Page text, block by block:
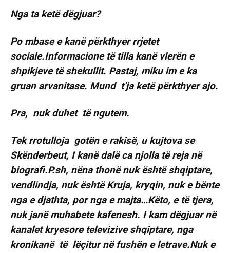
Nga ta ketë dëgjuar?
Po mbase e kanë përkthyer rrjetet
sociale.Informacione të tilla kanë vlerën e
shpikjeve të shekullit. Pastaj, miku im e ka
gruan arvanitase. Mund t’ja ketë përkthyer ajo.
Pra, nuk duhet të ngutem.
Tek rrotulloja gotën e rakisë, u kujtova se
Skënderbeut, I kanë dalë ca njolla të reja në
biografi.P.sh, nëna thonë nuk është shqiptare,
vendlindja, nuk është Kruja, kryqin, nuk e bënte
nga e djathta, por nga e majta…Këto, e të tjera,
nuk janë muhabete kafenesh. I kam dëgjuar në
kanalet kryesore televizive shqiptare, nga
kronikanë të lëçitur në fushën e letrave.Nuk e